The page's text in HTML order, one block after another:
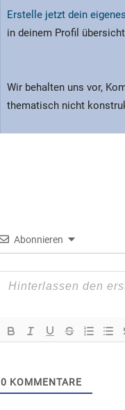
Erstelle jetzt dein
in deinem Profil
Wir behalten uns vor,
thematisch nicht
Abonnieren
0 KOMMENTARE